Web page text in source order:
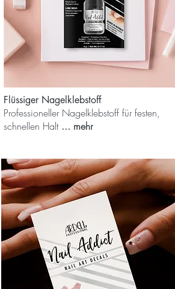
Flüssiger Nagelklebstoff
Professioneller Nagelklebstoff für festen,
schnellen Halt ... mehr